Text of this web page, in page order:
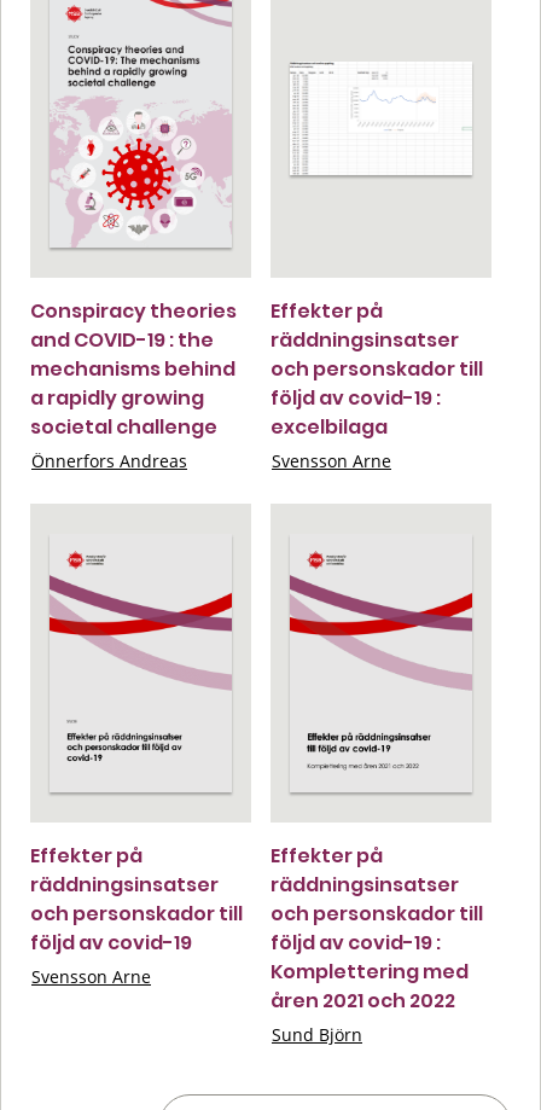
Conspiracy theories
and COVID-19 : the
mechanisms behind
a rapidly growing
societal challenge
Önnerfors Andreas
Effekter på
räddningsinsatser
och personskador till
följd av covid-19 :
excelbilaga
Svensson Arne
Effekter på
räddningsinsatser
och personskador till
följd av covid-19
Svensson Arne
Effekter på
räddningsinsatser
och personskador till
följd av covid-19 :
Komplettering med
åren 2021 och 2022
Sund Björn